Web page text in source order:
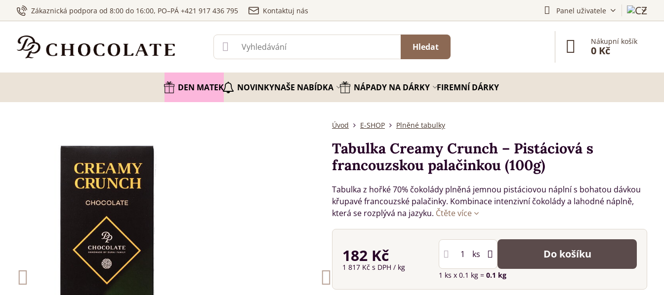
Zákaznická podpora od 8:00 do 16:00, PO–PÁ +421 917 436 795 Kontaktuj nás Panel uživatele
Hledat
Nákupní košík
0 Kč
DEN MATEK NOVINKYNAŠE NABÍDKA NÁPADY NA DÁRKY FIREMNÍ DÁRKY
Úvod E-SHOP Plněné tabulky
Tabulka Creamy Crunch – Pistáciová s
francouzskou palačinkou (100g)
Tabulka z hořké 70% čokolády plněná jemnou pistáciovou náplní s bohatou dávkou
křupavé francouzské palačinky. Kombinace intenzivní čokolády a lahodné náplně,
která se rozplývá na jazyku. Čtěte více
182 Kč
1 817 Kč s DPH / kg
ks Do košíku
1 ks x 0.1 kg = 0.1 kg